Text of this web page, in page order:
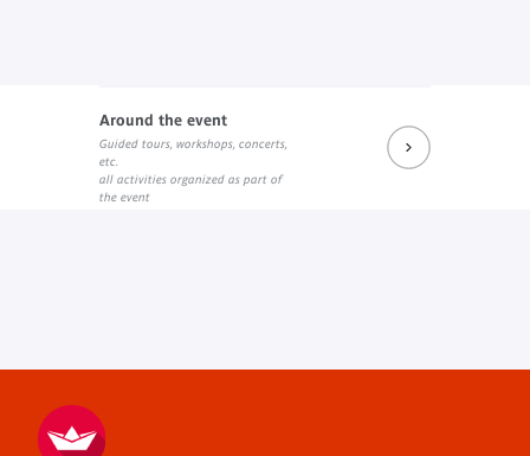
Around the event
Guided tours, workshops, concerts,
etc.
all activities organized as part of
the event